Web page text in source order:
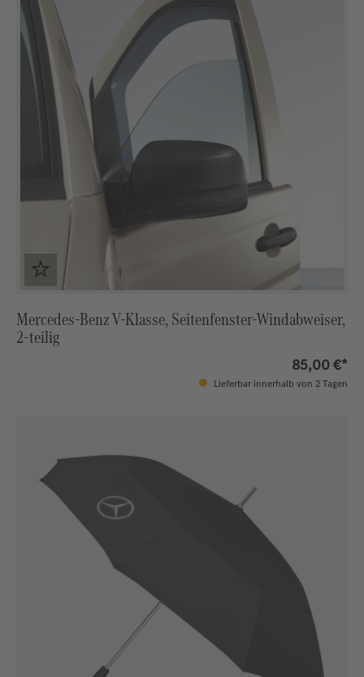
Mercedes-Benz V-Klasse, Seitenfenster-Windabweiser,
2-teilig
85,00 €*
Lieferbar innerhalb von 2 Tagen